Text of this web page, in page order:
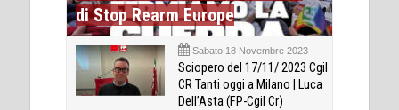
di Stop Rearm Europe
Sabato 18 Novembre 2023
Sciopero del 17/11/ 2023 Cgil
CR Tanti oggi a Milano | Luca
Dell’Asta (FP-Cgil Cr)